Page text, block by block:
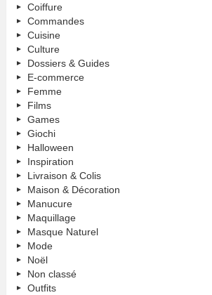
Coiffure
Commandes
Cuisine
Culture
Dossiers & Guides
E-commerce
Femme
Films
Games
Giochi
Halloween
Inspiration
Livraison & Colis
Maison & Décoration
Manucure
Maquillage
Masque Naturel
Mode
Noël
Non classé
Outfits